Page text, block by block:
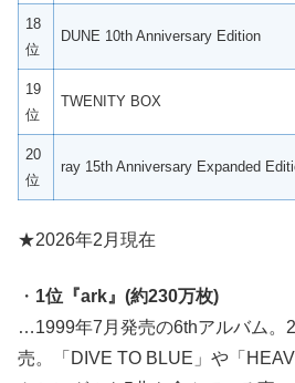
18
位
DUNE 10th Anniversary Edition
19
位
TWENITY BOX
20
位
ray 15th Anniversary Expanded
★2026年2月現在
・ 1位『ark』(約230万枚)
…1999年7月発売の6thアルバム。
売。「DIVE TO BLUE」や「